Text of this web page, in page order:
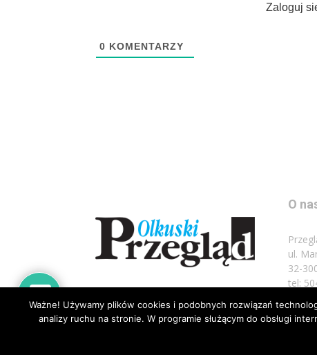
Zaloguj
0 KOMENTARZY
O
ul.
32-
tel:
Ważne! Używamy plików cookies i podobnych rozwiązań
analizy ruchu na stronie. W programie służącym do obsługi